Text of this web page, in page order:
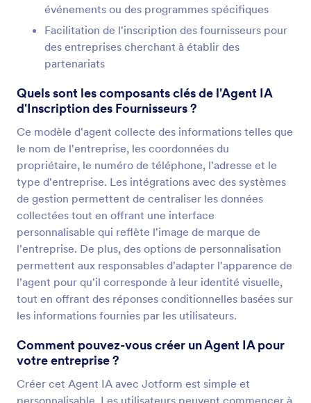
événements ou des programmes spécifiques
Facilitation de l'inscription des fournisseurs pour
des entreprises cherchant à établir des
partenariats
Quels sont les composants clés de l'Agent IA
d'Inscription des Fournisseurs ?
Ce modèle d'agent collecte des informations telles que
le nom de l'entreprise, les coordonnées du
propriétaire, le numéro de téléphone, l'adresse et le
type d'entreprise. Les intégrations avec des systèmes
de gestion permettent de centraliser les données
collectées tout en offrant une interface
personnalisable qui reflète l'image de marque de
l'entreprise. De plus, des options de personnalisation
permettent aux responsables d'adapter l'apparence de
l'agent pour qu'il corresponde à leur identité visuelle,
tout en offrant des réponses conditionnelles basées sur
les informations fournies par les utilisateurs.
Comment pouvez-vous créer un Agent IA pour
votre entreprise ?
Créer cet Agent IA avec Jotform est simple et
personnalisable. Les utilisateurs peuvent commencer à